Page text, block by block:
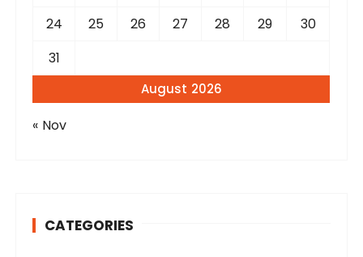
August 2026
24
25 26 27 28 29
30
31
« Nov
CATEGORIES